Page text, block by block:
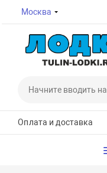
Москва
Оплата и доставка